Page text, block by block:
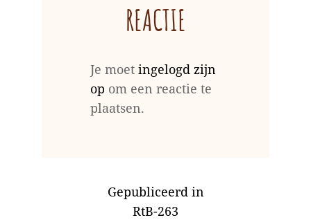
REACTIE
Je moet ingelogd zijn
op om een reactie te
plaatsen.
Gepubliceerd in
RtB-263